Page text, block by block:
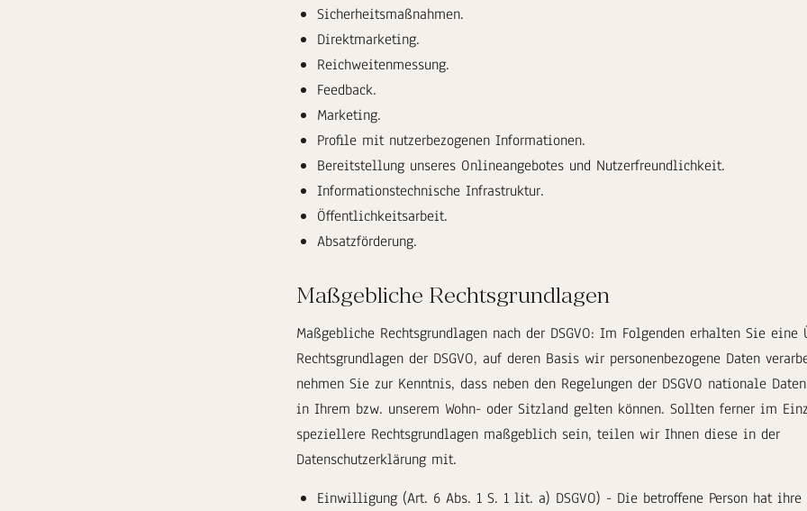
Sicherheitsmaßnahmen.
Direktmarketing.
Reichweitenmessung.
Feedback.
Marketing.
Profile mit nutzerbezogenen Informationen.
Bereitstellung unseres Onlineangebotes und Nutzerfreundlichkeit.
Informationstechnische Infrastruktur.
Öffentlichkeitsarbeit.
Absatzförderung.
Maßgebliche Rechtsgrundlagen
Maßgebliche Rechtsgrundlagen nach der DSGVO: Im Folgenden erhalten Sie eine
Rechtsgrundlagen der DSGVO, auf deren Basis wir personenbezogene Daten
nehmen Sie zur Kenntnis, dass neben den Regelungen der DSGVO nationale
in Ihrem bzw. unserem Wohn- oder Sitzland gelten können. Sollten ferner im
speziellere Rechtsgrundlagen maßgeblich sein, teilen wir Ihnen diese in der
Datenschutzerklärung mit.
Einwilligung (Art. 6 Abs. 1 S. 1 lit. a) DSGVO) - Die betroffene Person hat